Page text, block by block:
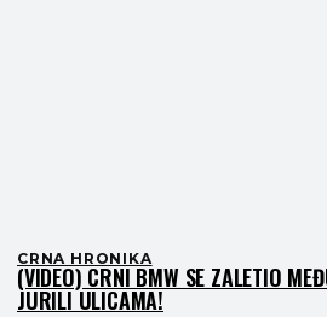
CRNA HRONIKA
(VIDEO) CRNI BMW SE ZALETIO
JURILI ULICAMA!